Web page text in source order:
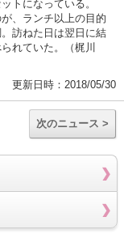
トになっている。
、ランチ以上の目的
訪ねた日は翌日に結
れていた。（梶川
更新日時：2018/05/30
次のニュース >